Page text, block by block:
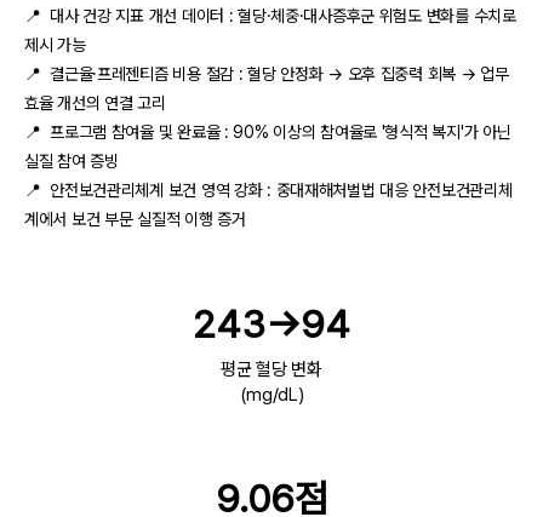
📍 대사 건강 지표 개선 데이터 : 혈당·체중·대사증후군 위험도 변화를 수치로
제시 가능
📍 결근율·프레젠티즘 비용 절감 : 혈당 안정화 → 오후 집중력 회복 → 업무
효율 개선의 연결 고리
📍 프로그램 참여율 및 완료율 : 90% 이상의 참여율로 '형식적 복지'가 아닌
실질 참여 증빙
📍 안전보건관리체계 보건 영역 강화 : 중대재해처벌법 대응 안전보건관리체
계에서 보건 부문 실질적 이행 증거
243→94
평균 혈당 변화
(mg/dL)
9.06점